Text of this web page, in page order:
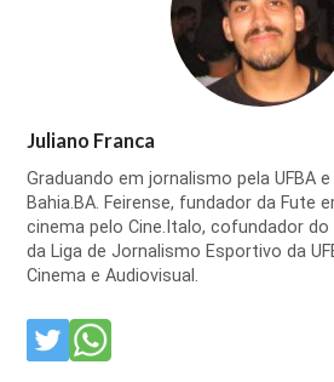
Juliano Franca
Graduando em jornalismo pela UFBA
Bahia.BA. Feirense, fundador da Fute
cinema pelo Cine.Italo, cofundador
da Liga de Jornalismo Esportivo da
Cinema e Audiovisual.